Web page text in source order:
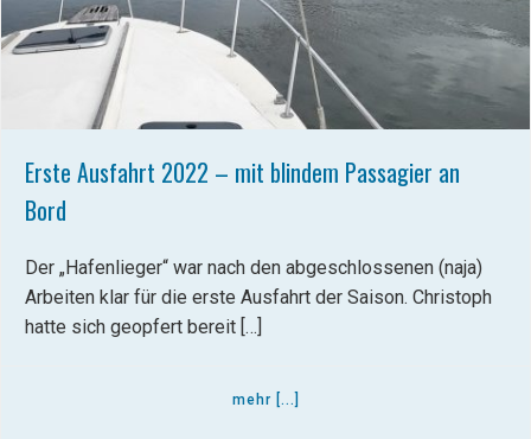
Erste Ausfahrt 2022 – mit blindem Passagier an
Bord
Der „Hafenlieger“ war nach den abgeschlossenen (naja)
Arbeiten klar für die erste Ausfahrt der Saison. Christoph
hatte sich geopfert bereit […]
mehr [...]